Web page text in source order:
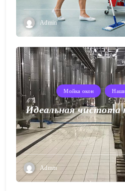
Admin
Мойка окон
Идеальная чистота
Admin